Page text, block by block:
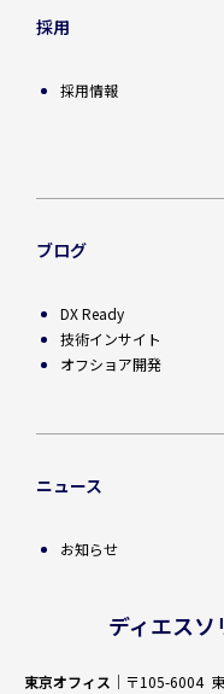
採用
採用情報
ブログ
DX Ready
技術インサイト
オフショア開発
ニュース
お知らせ
ディエス
東京オフィス ｜〒105-6004